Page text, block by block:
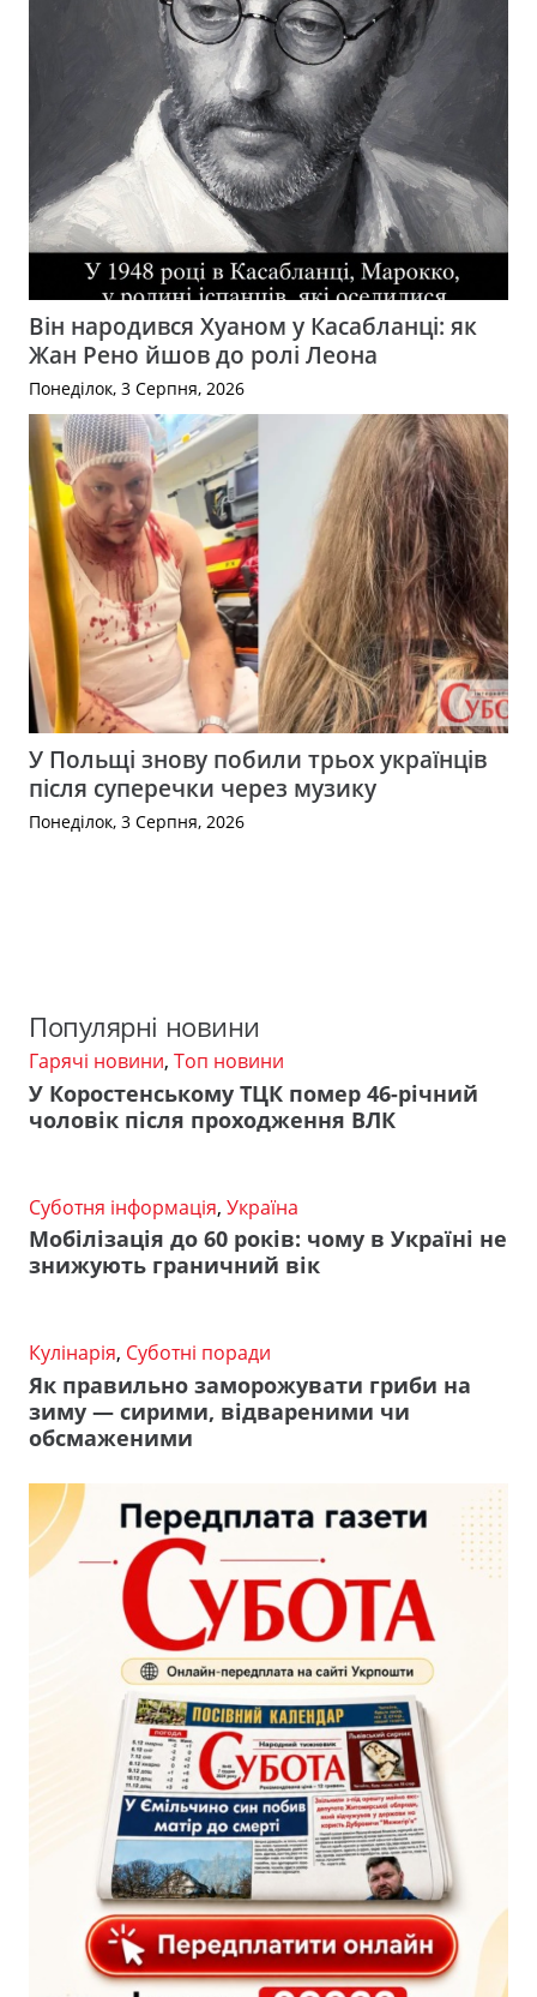
Він народився Хуаном у Касабланці: як
Жан Рено йшов до ролі Леона
Понеділок, 3 Серпня, 2026
У Польщі знову побили трьох українців
після суперечки через музику
Понеділок, 3 Серпня, 2026
Популярні новини
Гарячі новини, Топ новини
У Коростенському ТЦК помер 46-річний
чоловік після проходження ВЛК
Суботня інформація, Україна
Мобілізація до 60 років: чому в Україні не
знижують граничний вік
Кулінарія, Суботні поради
Як правильно заморожувати гриби на
зиму — сирими, відвареними чи
обсмаженими